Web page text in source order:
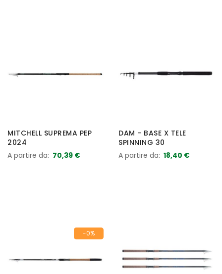
MITCHELL SUPREMA PEP
2024
A partire da 70,39 €
DAM - BASE X TELE
SPINNING 30
A partire da 18,40 €
-0%